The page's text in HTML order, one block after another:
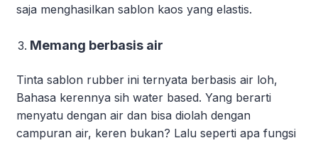
saja menghasilkan sablon kaos yang elastis.
Memang berbasis air
Tinta sablon rubber ini ternyata berbasis air loh,
Bahasa kerennya sih water based. Yang berarti
menyatu dengan air dan bisa diolah dengan
campuran air, keren bukan? Lalu seperti apa fungsi